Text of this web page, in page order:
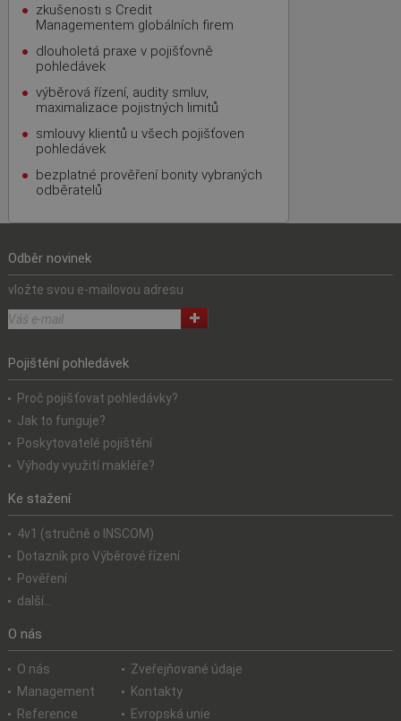
zkušenosti s Credit
Managementem globálních firem
dlouholetá praxe v pojišťovně
pohledávek
výběrová řízení, audity smluv,
maximalizace pojistných limitů
smlouvy klientů u všech pojišťoven
pohledávek
bezplatné prověření bonity vybraných
odběratelů
Odběr novinek
vložte svou e-mailovou adresu
Pojištění pohledávek
Proč pojišťovat pohledávky?
Jak to funguje?
Poskytovatelé pojištění
Výhody využití makléře?
Ke stažení
4v1 (stručně o INSCOM)
Dotazník pro Výběrové řízení
Pověření
další...
O nás
O nás
Management
Reference
Zveřejňované údaje
Kontakty
Evropská unie